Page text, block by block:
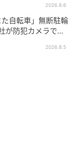
ンケートで集
います（回答
2026.8.6
自転車」無断駐輪
が防犯カメラで特
2026.8.5